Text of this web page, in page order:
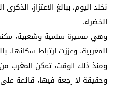
نخلد اليوم، ببالغ الاعتزاز،
الخضراء.
وهي مسيرة سلمية وشعبية،
المغربية، وعززت ارتباط سكانها،
ومنذ ذلك الوقت، تمكن المغرب
وحقيقة لا رجعة فيها، قائمة على